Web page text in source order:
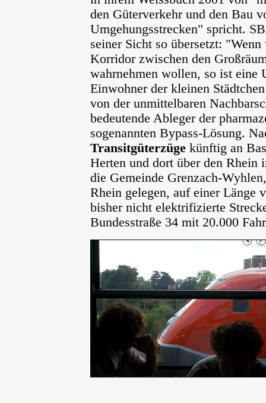
den Güterverkehr und den Bau
Umgehungsstrecken" spricht.
seiner Sicht so übersetzt:
Korridor zwischen den
wahrnehmen wollen, so ist eine
Einwohner der kleinen
von der unmittelbaren
bedeutende Ableger der
sogenannten Bypass-Lösung.
Transitgüterzügekünftig an
Herten und dort über den
die Gemeinde Grenzach-
Rhein gelegen, auf einer Länge
bisher nicht elektrifizierte
Bundesstraße 34 mit 20.000